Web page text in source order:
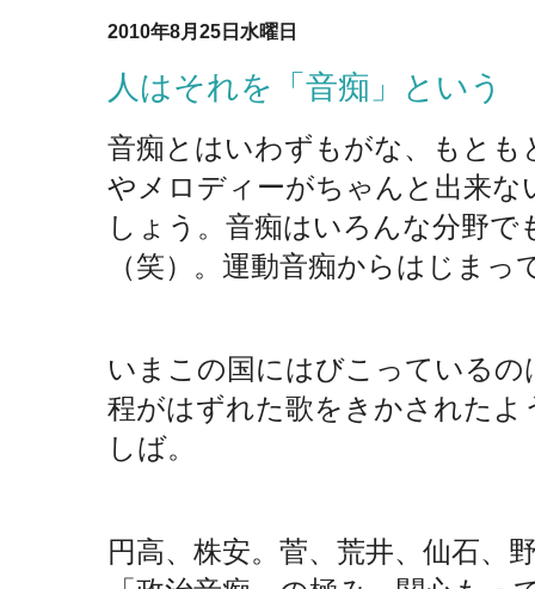
2010年8月25日水曜日
人はそれを「音痴」という
音痴とはいわずもがな、もとも
やメロディーがちゃんと出来
しょう。音痴はいろんな分野で
（笑）。運動音痴からはじまっ
いまこの国にはびこっているの
程がはずれた歌をきかされた
しば。
円高、株安。菅、荒井、仙石、